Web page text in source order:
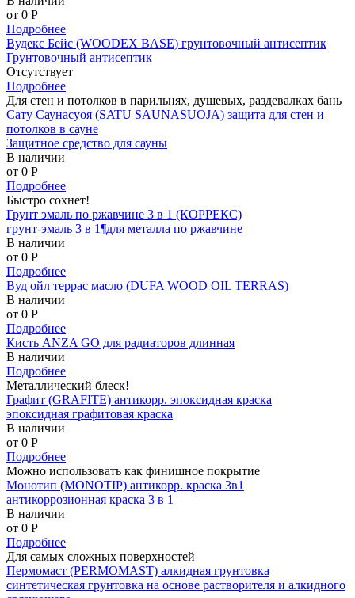
от 0 P
Подробнее
Вудекс Бейс (WOODEX BASE) грунтовочный антисептик
Грунтовочный антисептик
Отсутствует
Подробнее
Для стен и потолков в парильнях, душевых, раздевалках бань
Сату Саунасуоя (SATU SAUNASUOJA) защита для стен и
потолков в сауне
Защитное средство для сауны
В наличии
от 0 P
Подробнее
Быстро сохнет!
Грунт эмаль по ржавчине 3 в 1 (КОРРЕКС)
грунт-эмаль 3 в 1¶для металла по ржавчине
В наличии
от 0 P
Подробнее
Вуд ойл террас масло (DUFA WOOD OIL TERRAS)
В наличии
от 0 P
Подробнее
Кисть ANZA GO для радиаторов длинная
В наличии
Подробнее
Металлический блеск!
Графит (GRAFITE) антикорр. эпоксидная краска
эпоксидная графитовая краска
В наличии
от 0 P
Подробнее
Можно использовать как финишное покрытие
Монотип (MONOTIP) антикорр. краска 3в1
антикоррозионная краска 3 в 1
В наличии
от 0 P
Подробнее
Для самых сложных поверхностей
Пермомаст (PERMOMAST) алкидная грунтовка
синтетическая грунтовка на основе растворителя и алкидного